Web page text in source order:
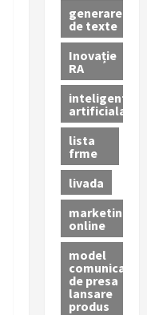
generare
de texte
Inovație
RA
inteligenta
artificiala
lista
frme
livada
marketing
online
model
comunicat
de presa
lansare
produs